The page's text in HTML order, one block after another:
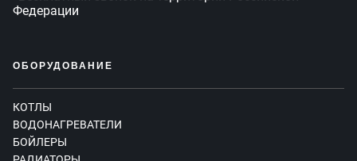
Федерации
ОБОРУДОВАНИЕ
КОТЛЫ
ВОДОНАГРЕВАТЕЛИ
БОЙЛЕРЫ